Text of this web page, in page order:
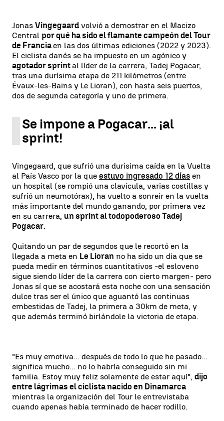
Jonas Vingegaard volvió a demostrar en el Macizo
Central por qué ha sido el flamante campeón del Tour
de Franciaen las dos últimas ediciones (2022 y 2023).
El ciclista danés se ha impuesto en un agónico y
agotador sprint al líder de la carrera, Tadej Pogacar,
tras una durísima etapa de 211 kilómetros (entre
Évaux-les-Bains y Le Lioran), con hasta seis puertos,
dos de segunda categoría y uno de primera.
Se impone a Pogacar... ¡al
sprint!
Vingegaard, que sufrió una durísima caída en la Vuelta
al País Vasco por la que estuvo ingresado 12 días en
un hospital (se rompió una clavícula, varias costillas y
sufrió un neumotórax), ha vuelto a sonreír en la vuelta
más importante del mundo ganando, por primera vez
en su carrera, un sprint al todopoderoso Tadej
Pogacar.
Quitando un par de segundos que le recortó en la
llegada a meta en Le Lioran no ha sido un día que se
pueda medir en términos cuantitativos -el esloveno
sigue siendo líder de la carrera con cierto margen- pero
Jonas sí que se acostará esta noche con una sensación
dulce tras ser el único que aguantó las continuas
embestidas de Tadej, la primera a 30km de meta, y
que además terminó birlándole la victoria de etapa.
"Es muy emotiva... después de todo lo que he pasado...
significa mucho... no lo habría conseguido sin mi
familia. Estoy muy feliz solamente de estar aquí", dijo
entre lágrimas el ciclista nacido en Dinamarca
mientras la organización del Tour le entrevistaba
cuando apenas había terminado de hacer rodillo.